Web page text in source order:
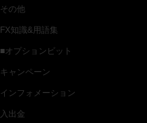
その他
FX知識&用語集
■オプションビット
キャンペーン
インフォメーション
入出金